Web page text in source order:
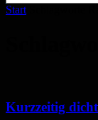
Start
Kurzzeitig